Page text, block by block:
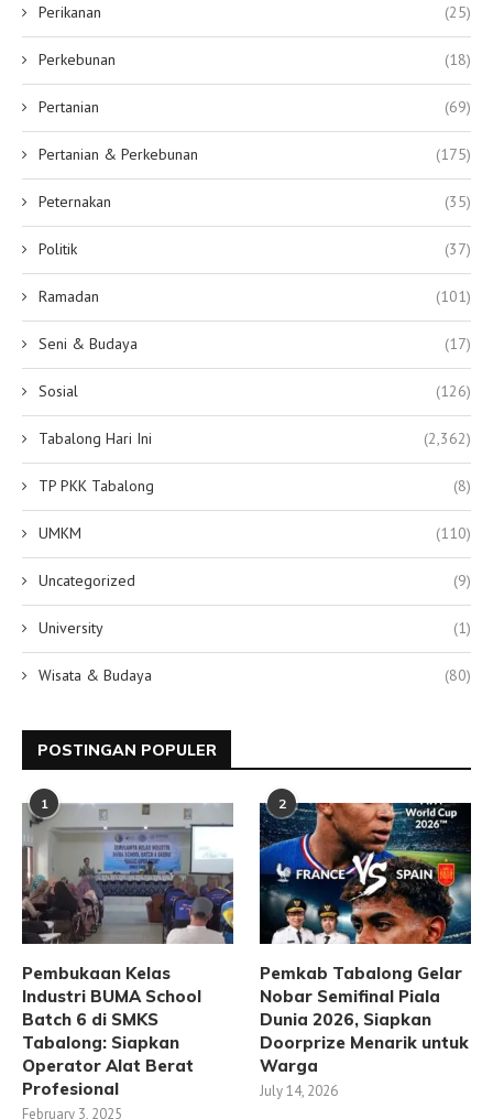
Perikanan (25)
Perkebunan (18)
Pertanian (69)
Pertanian & Perkebunan (175)
Peternakan (35)
Politik (37)
Ramadan (101)
Seni & Budaya (17)
Sosial (126)
Tabalong Hari Ini (2,362)
TP PKK Tabalong (8)
UMKM (110)
Uncategorized (9)
University (1)
Wisata & Budaya (80)
POSTINGAN POPULER
1
Pembukaan Kelas
Industri BUMA School
Batch 6 di SMKS
Tabalong: Siapkan
Operator Alat Berat
Profesional
February 3, 2025
2
Pemkab Tabalong Gelar
Nobar Semifinal Piala
Dunia 2026, Siapkan
Doorprize Menarik untuk
Warga
July 14, 2026